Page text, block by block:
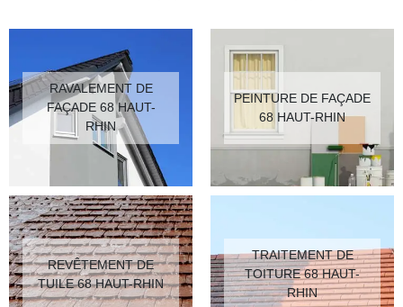
RAVALEMENT DE
FAÇADE 68 HAUT-
RHIN
PEINTURE DE FAÇADE
68 HAUT-RHIN
REVÊTEMENT DE
TUILE 68 HAUT-RHIN
TRAITEMENT DE
TOITURE 68 HAUT-
RHIN